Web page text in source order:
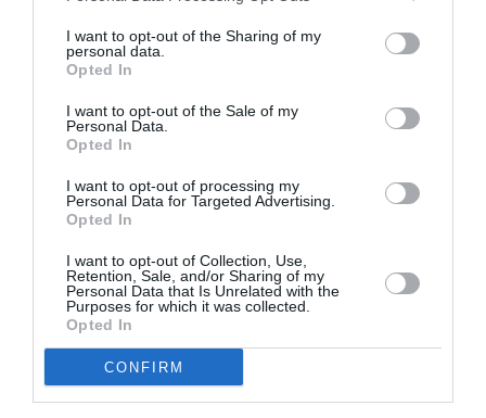
I want to opt-out of the Sharing of my
personal data.
Opted In
I want to opt-out of the Sale of my
Personal Data.
Opted In
I want to opt-out of processing my
Personal Data for Targeted Advertising.
Opted In
I want to opt-out of Collection, Use,
Retention, Sale, and/or Sharing of my
Personal Data that Is Unrelated with the
Purposes for which it was collected.
Opted In
CONFIRM
Articolul anterior
Tragedie la Trevignano, român mort înecat
în lacul Bracciano
Pescara, striptease în fața bisericii: românul
a fost denunțat pentru acte obscene
AȚI PUTEA DORI DE
ASEMENEA